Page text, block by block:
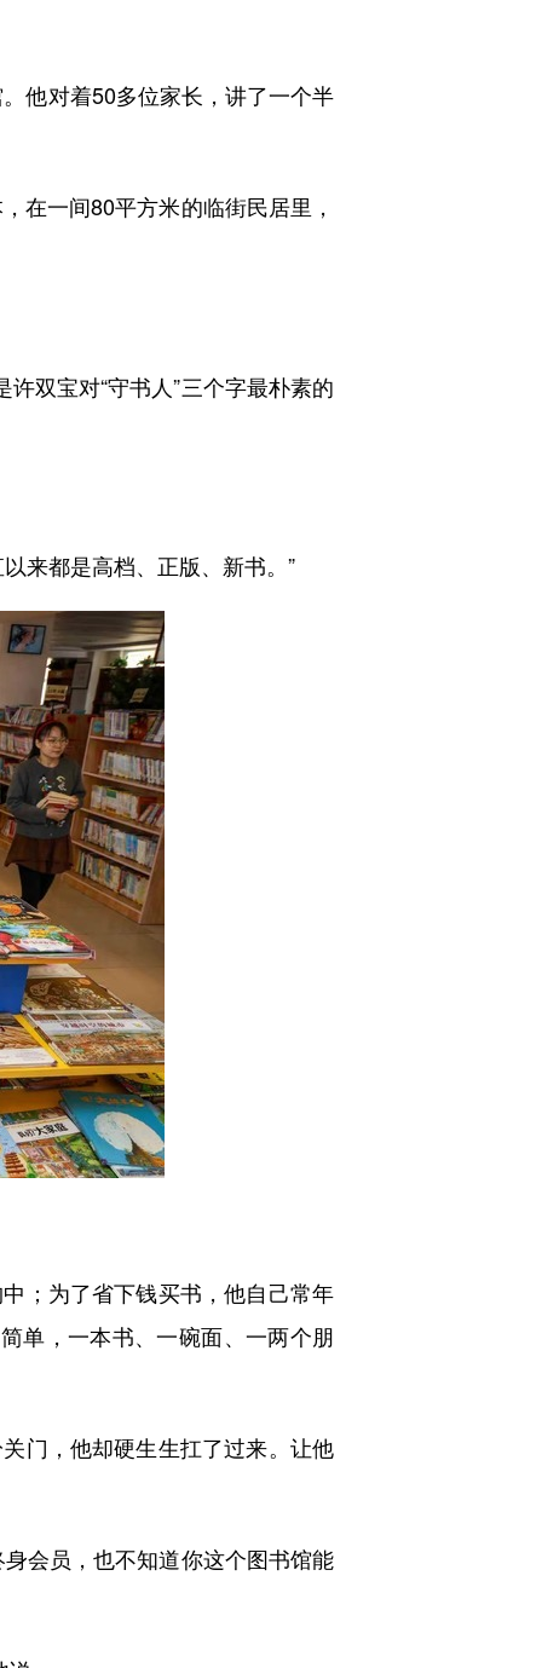
对着50多位家长，讲了一个半
一间80平方米的临街民居里，
双宝对“守书人”三个字最朴素的
来都是高档、正版、新书。”
；为了省下钱买书，他自己常年
单，一本书、一碗面、一两个朋
门，他却硬生生扛了过来。让他
会员，也不知道你这个图书馆能